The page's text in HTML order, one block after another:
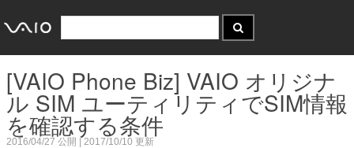
[VAIO Phone Biz] VAIO オリジナ
ル SIM ユーティリティでSIM情報
を確認する条件
2016/04/27 公開 | 2017/10/10 更新